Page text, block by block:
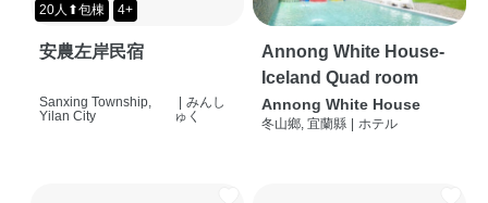
20人⬆包棟 4+
安農左岸民宿
Sanxing Township,
Yilan City
| みんし
ゅく
Annong White House-
Iceland Quad room
Annong White House
冬山鄉, 宜蘭縣 | ホテル